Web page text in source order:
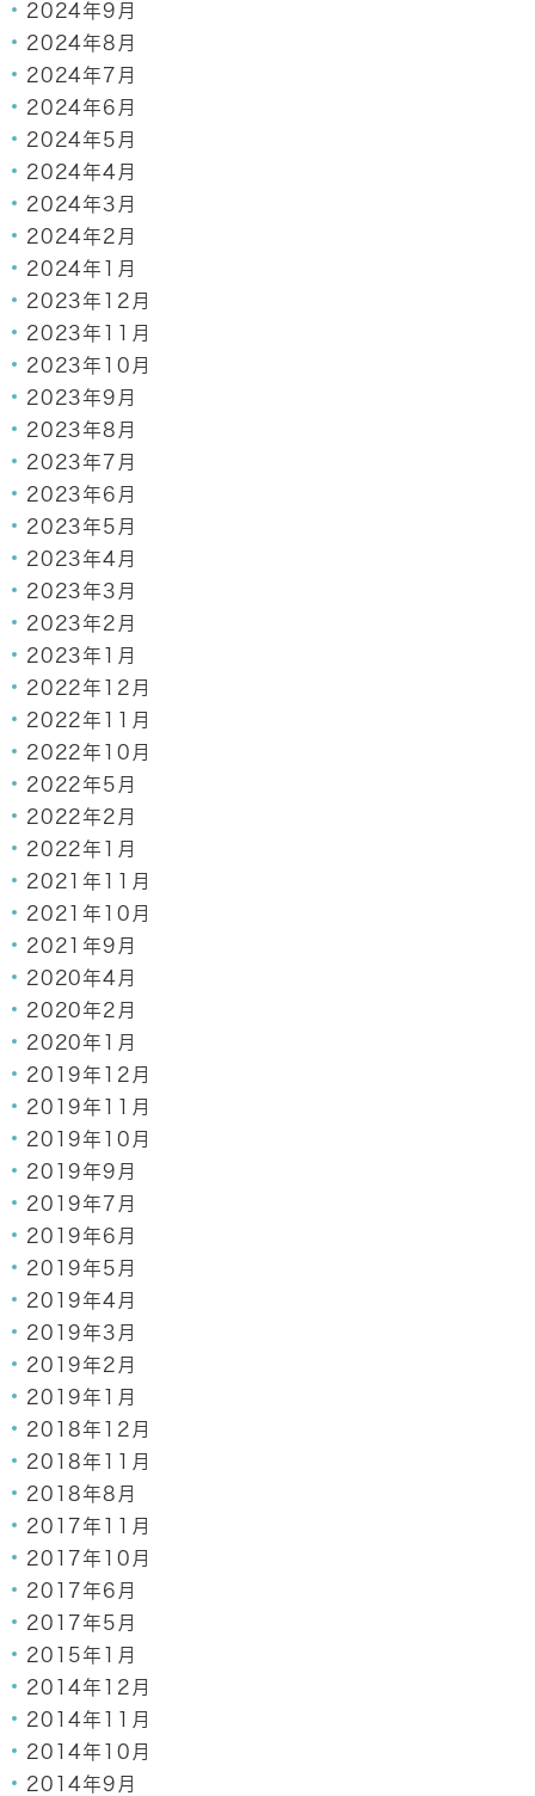
2024年9月
2024年8月
2024年7月
2024年6月
2024年5月
2024年4月
2024年3月
2024年2月
2024年1月
2023年12月
2023年11月
2023年10月
2023年9月
2023年8月
2023年7月
2023年6月
2023年5月
2023年4月
2023年3月
2023年2月
2023年1月
2022年12月
2022年11月
2022年10月
2022年5月
2022年2月
2022年1月
2021年11月
2021年10月
2021年9月
2020年4月
2020年2月
2020年1月
2019年12月
2019年11月
2019年10月
2019年9月
2019年7月
2019年6月
2019年5月
2019年4月
2019年3月
2019年2月
2019年1月
2018年12月
2018年11月
2018年8月
2017年11月
2017年10月
2017年6月
2017年5月
2015年1月
2014年12月
2014年11月
2014年10月
2014年9月